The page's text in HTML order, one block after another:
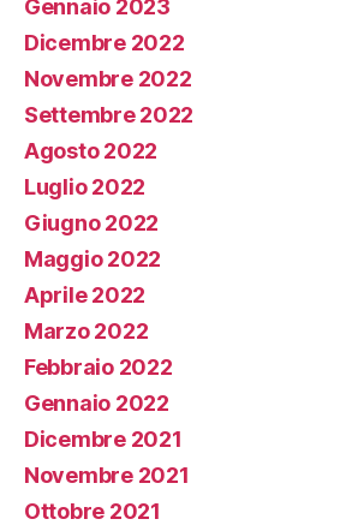
Gennaio 2023
Dicembre 2022
Novembre 2022
Settembre 2022
Agosto 2022
Luglio 2022
Giugno 2022
Maggio 2022
Aprile 2022
Marzo 2022
Febbraio 2022
Gennaio 2022
Dicembre 2021
Novembre 2021
Ottobre 2021